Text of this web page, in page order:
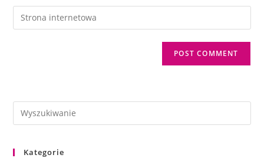
comment
email
address
Enter
your
Kategorie